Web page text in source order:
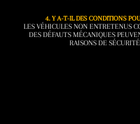
4. Y A-T-IL DES CONDITIONS
LES VÉHICULES NON ENTRETENUS
DES DÉFAUTS MÉCANIQUES
RAISONS DE